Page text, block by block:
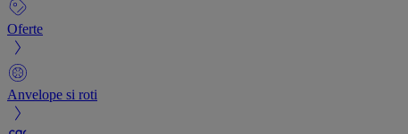
Oferte
Anvelope si roti